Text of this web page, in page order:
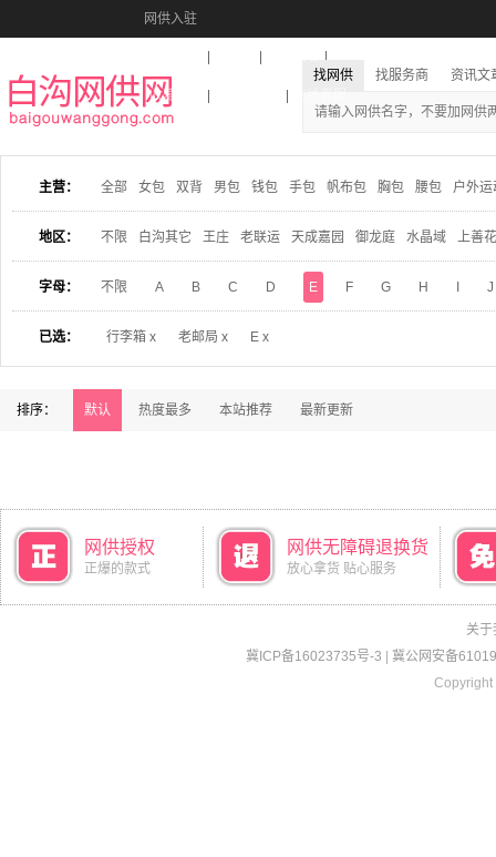
网供入驻
收藏本站
找网供 找服务商 资讯文
主营： 全部 女包 双背 男包 钱包 手包 帆布包 胸包 腰包 户外运
地区： 不限 白沟其它 王庄 老联运 天成嘉园 御龙庭 水晶域 上善
字母： 不限 A B C D E F G H J
已选： 行李箱 x 老邮局 x E x
排序： 默认 热度最多 本站推荐 最新更新
网供授权
正爆的款式
网供无障碍退换货
放心拿货 贴心服务
关于
冀ICP备16023735号-3
冀公网安备